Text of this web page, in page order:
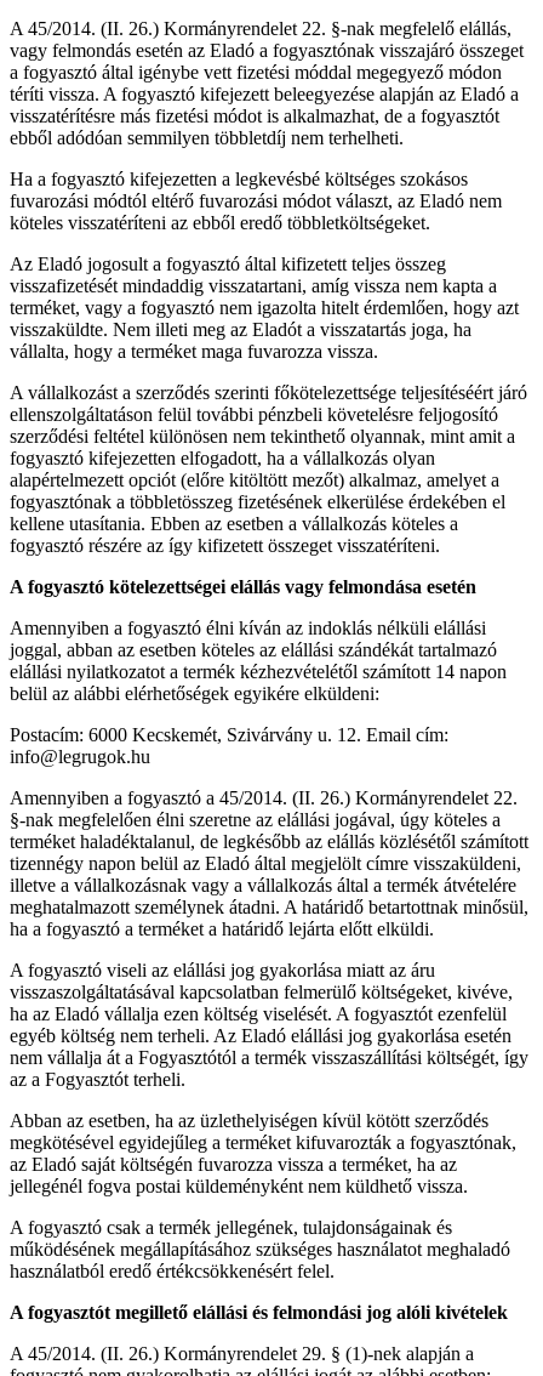
A 45/2014. (II. 26.) Kormányrendelet 22. §-nak megfelelő elállás,
vagy felmondás esetén az Eladó a fogyasztónak visszajáró összeget
a fogyasztó által igénybe vett fizetési móddal megegyező módon
téríti vissza. A fogyasztó kifejezett beleegyezése alapján az Eladó a
visszatérítésre más fizetési módot is alkalmazhat, de a fogyasztót
ebből adódóan semmilyen többletdíj nem terhelheti.
Ha a fogyasztó kifejezetten a legkevésbé költséges szokásos
fuvarozási módtól eltérő fuvarozási módot választ, az Eladó nem
köteles visszatéríteni az ebből eredő többletköltségeket.
Az Eladó jogosult a fogyasztó által kifizetett teljes összeg
visszafizetését mindaddig visszatartani, amíg vissza nem kapta a
terméket, vagy a fogyasztó nem igazolta hitelt érdemlően, hogy azt
visszaküldte. Nem illeti meg az Eladót a visszatartás joga, ha
vállalta, hogy a terméket maga fuvarozza vissza.
A vállalkozást a szerződés szerinti főkötelezettsége teljesítéséért járó
ellenszolgáltatáson felül további pénzbeli követelésre feljogosító
szerződési feltétel különösen nem tekinthető olyannak, mint amit a
fogyasztó kifejezetten elfogadott, ha a vállalkozás olyan
alapértelmezett opciót (előre kitöltött mezőt) alkalmaz, amelyet a
fogyasztónak a többletösszeg fizetésének elkerülése érdekében el
kellene utasítania. Ebben az esetben a vállalkozás köteles a
fogyasztó részére az így kifizetett összeget visszatéríteni.
A fogyasztó kötelezettségei elállás vagy felmondása esetén
Amennyiben a fogyasztó élni kíván az indoklás nélküli elállási
joggal, abban az esetben köteles az elállási szándékát tartalmazó
elállási nyilatkozatot a termék kézhezvételétől számított 14 napon
belül az alábbi elérhetőségek egyikére elküldeni:
Postacím: 6000 Kecskemét, Szivárvány u. 12. Email cím:
info@legrugok.hu
Amennyiben a fogyasztó a 45/2014. (II. 26.) Kormányrendelet 22.
§-nak megfelelően élni szeretne az elállási jogával, úgy köteles a
terméket haladéktalanul, de legkésőbb az elállás közlésétől számított
tizennégy napon belül az Eladó által megjelölt címre visszaküldeni,
illetve a vállalkozásnak vagy a vállalkozás által a termék átvételére
meghatalmazott személynek átadni. A határidő betartottnak minősül,
ha a fogyasztó a terméket a határidő lejárta előtt elküldi.
A fogyasztó viseli az elállási jog gyakorlása miatt az áru
visszaszolgáltatásával kapcsolatban felmerülő költségeket, kivéve,
ha az Eladó vállalja ezen költség viselését. A fogyasztót ezenfelül
egyéb költség nem terheli. Az Eladó elállási jog gyakorlása esetén
nem vállalja át a Fogyasztótól a termék visszaszállítási költségét, így
az a Fogyasztót terheli.
Abban az esetben, ha az üzlethelyiségen kívül kötött szerződés
megkötésével egyidejűleg a terméket kifuvarozták a fogyasztónak,
az Eladó saját költségén fuvarozza vissza a terméket, ha az
jellegénél fogva postai küldeményként nem küldhető vissza.
A fogyasztó csak a termék jellegének, tulajdonságainak és
működésének megállapításához szükséges használatot meghaladó
használatból eredő értékcsökkenésért felel.
A fogyasztót megillető elállási és felmondási jog alóli kivételek
A 45/2014. (II. 26.) Kormányrendelet 29. § (1)-nek alapján a